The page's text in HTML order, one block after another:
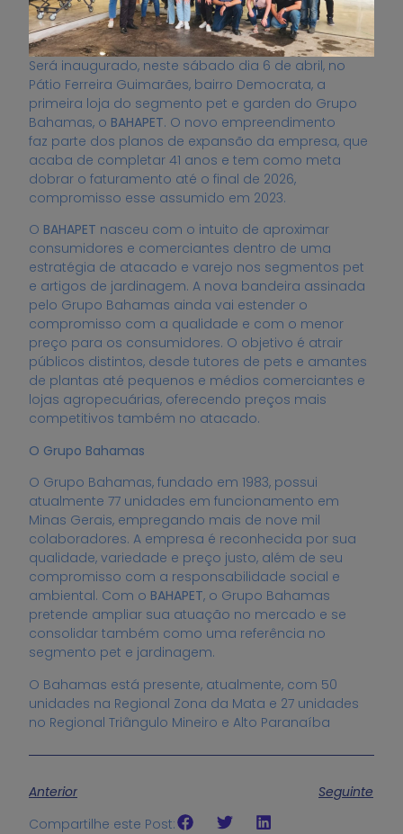
Será inaugurado, neste sábado dia 6 de abril, no
Pátio Ferreira Guimarães, bairro Democrata, a
primeira loja do segmento pet e garden do Grupo
Bahamas, o BAHAPET. O novo empreendimento
faz parte dos planos de expansão da empresa, que
acaba de completar 41 anos e tem como meta
dobrar o faturamento até o final de 2026,
compromisso esse assumido em 2023.
O BAHAPET nasceu com o intuito de aproximar
consumidores e comerciantes dentro de uma
estratégia de atacado e varejo nos segmentos pet
e artigos de jardinagem. A nova bandeira assinada
pelo Grupo Bahamas ainda vai estender o
compromisso com a qualidade e com o menor
preço para os consumidores. O objetivo é atrair
públicos distintos, desde tutores de pets e amantes
de plantas até pequenos e médios comerciantes e
lojas agropecuárias, oferecendo preços mais
competitivos também no atacado.
O Grupo Bahamas
O Grupo Bahamas, fundado em 1983, possui
atualmente 77 unidades em funcionamento em
Minas Gerais, empregando mais de nove mil
colaboradores. A empresa é reconhecida por sua
qualidade, variedade e preço justo, além de seu
compromisso com a responsabilidade social e
ambiental. Com o BAHAPET, o Grupo Bahamas
pretende ampliar sua atuação no mercado e se
consolidar também como uma referência no
segmento pet e jardinagem.
O Bahamas está presente, atualmente, com 50
unidades na Regional Zona da Mata e 27 unidades
no Regional Triângulo Mineiro e Alto Paranaíba
Anterior
Seguinte
Compartilhe este Post: